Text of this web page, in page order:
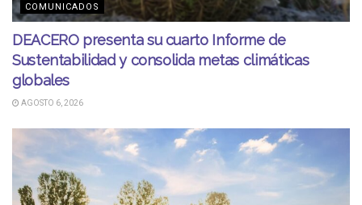
COMUNICADOS
DEACERO presenta su cuarto Informe de
Sustentabilidad y consolida metas climáticas
globales
AGOSTO 6, 2026